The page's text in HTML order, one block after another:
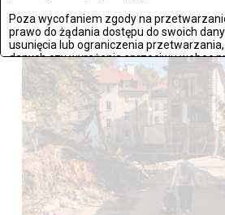
Poza wycofaniem zgody na
prawo do żądania dostępu do swoich
usunięcia lub ograniczenia
danych czy wyrażenia sprzeciwu wobec
Jeżeli nie chcesz wyrazić zgody na
przejdź do
ustawień zaawansowanych
Wyrażam zgodę i